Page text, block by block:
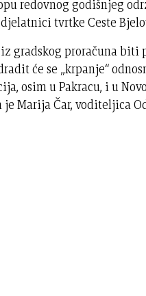
redovnog godišnjeg
tvrtke Ceste
gradskog proračuna biti
će se „krpanje“
osim u Pakracu, i u
Marija Čar, voditeljica